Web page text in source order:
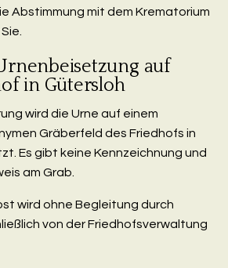
Abstimmung mit dem Krematorium
auf
in Gütersloh
wird die Urne auf einem
Gräberfeld des Friedhofs in
Es gibt keine Kennzeichnung und
am Grab.
wird ohne Begleitung durch
von der Friedhofsverwaltung